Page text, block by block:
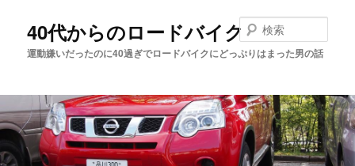
テ
ン
ツ
へ
移
40代からのロードバイク
運動嫌いだったのに40過ぎでロードバイクにどっぷりはまった男の話
索